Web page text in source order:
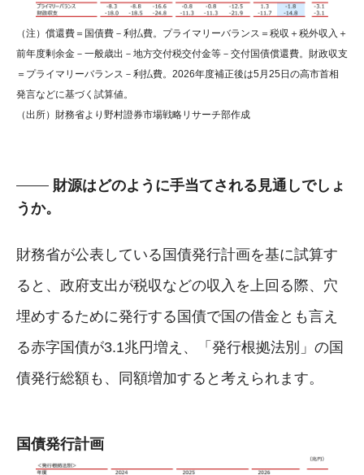
（注）償還費＝国債費－利払費。プライマリーバランス＝税収＋税外収入＋
前年度剰余金－一般歳出－地方交付税交付金等－交付国債償還費。財政収支
＝プライマリーバランス－利払費。2026年度補正後は5月25日の高市首相
発言などに基づく試算値。
（出所）財務省より野村證券市場戦略リサーチ部作成
財源はどのように手当てされる見通しでしょ
うか。
財務省が公表している国債発行計画を基に試算す
ると、政府支出が税収などの収入を上回る際、穴
埋めするために発行する国債で国の借金とも言え
る赤字国債が3.1兆円増え、「発行根拠法別」の国
債発行総額も、同額増加すると考えられます。
国債発行計画